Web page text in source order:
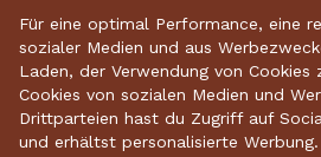
basierend auf
Startseite • Keramikdeko •
Für eine optimal Performance, eine
sozialer Medien und aus
Laden, der Verwendung von Cookies
Cookies von sozialen Medien und
Drittparteien hast du Zugriff auf
und erhältst personalisierte